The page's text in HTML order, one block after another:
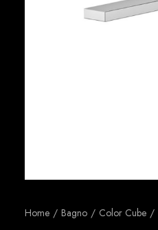
Home Bagno Color Cube